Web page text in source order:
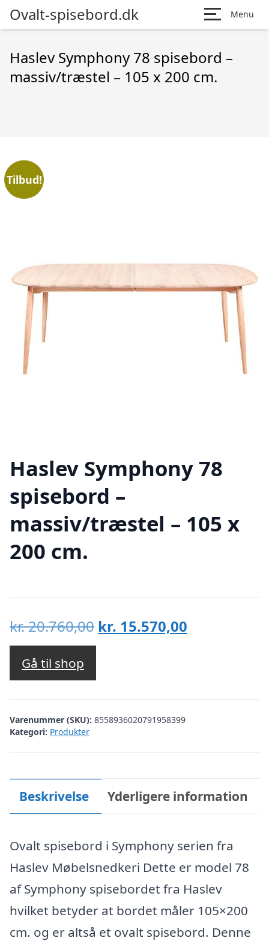
Ovalt-spisebord.dk Menu
Haslev Symphony 78 spisebord –
massiv/træstel – 105 x 200 cm.
Tilbud!
Haslev Symphony 78
spisebord –
massiv/træstel – 105 x
200 cm.
kr.20.760,00 Den
kr. 20.760,00.
kr. 15.570,00
kr.
Gå til shop
Varenummer (SKU): 8558936020791958399
Kategori: Produkter
Beskrivelse Yderligere information
Ovalt spisebord i Symphony serien fra
Haslev Møbelsnedkeri Dette er model 78
af Symphony spisebordet fra Haslev
hvilket betyder at bordet måler 105×200
cm. og er altså et ovalt spisebord. Denne